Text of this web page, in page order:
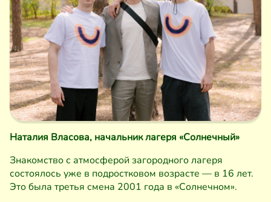
Наталия Власова, начальник лагеря «Солнечный»
Знакомство с атмосферой загородного лагеря
состоялось уже в подростковом возрасте — в 16 лет.
Это была третья смена 2001 года в «Солнечном».